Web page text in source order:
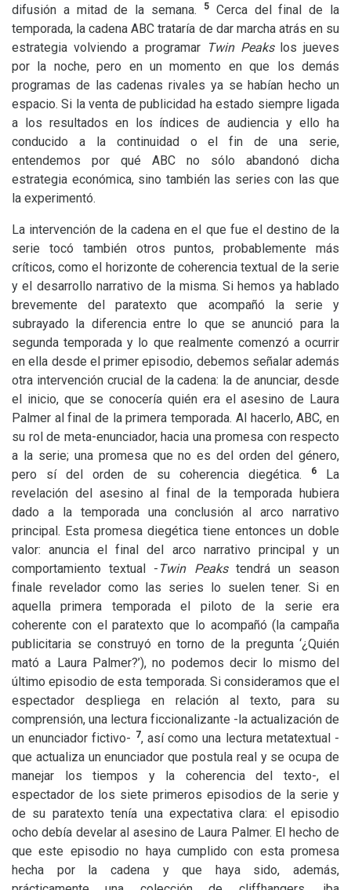
difusión a mitad de la semana.
5Cerca del final de la
temporada, la cadenaABC trataría de dar marcha atrás en su
estrategia volviendo a programar Twin Peakslos jueves
por la noche, pero en un momento en que los demás
programas de las cadenas rivales ya se habían hecho un
espacio. Si la venta de publicidad ha estado siempre ligada
a los resultados en los índices de audiencia y ello ha
conducido a la continuidad o el fin de una serie,
entendemos por qué ABC no sólo abandonó dicha
estrategia económica, sino también las series con las que
la experimentó.
La intervención de la cadena en el que fue el destino de la
serie tocó también otros puntos, probablemente más
críticos, como el horizonte de coherencia textual de la serie
y el desarrollo narrativo de la misma. Si hemos ya hablado
brevemente del paratexto que acompañó la serie y
subrayado la diferencia entre lo que se anunció para la
segunda temporada y lo que realmente comenzó a ocurrir
en ella desde el primer episodio, debemos señalar además
otra intervención crucial de la cadena: la de anunciar, desde
el inicio, que se conocería quién era el asesino de Laura
Palmer al final de la primera temporada. Al hacerlo,ABC, en
su rol de meta-enunciador, hacia una promesa con respecto
a la serie; una promesa que no es del orden del género,
pero sí del orden de su coherencia diegética.
6
La
revelación del asesino al final de la temporada hubiera
dado a la temporada una conclusión al arco narrativo
principal. Esta promesa diegética tiene entonces un doble
valor: anuncia el final del arco narrativo principal y un
comportamiento textual - Twin Peakstendrá un season
finale revelador como las series lo suelen tener. Si en
aquella primera temporada el piloto de la serie era
coherente con el paratexto que lo acompañó (la campaña
publicitaria se construyó en torno de la pregunta ‘¿Quién
mató a Laura Palmer?’), no podemos decir lo mismo del
último episodio de esta temporada. Si consideramos que el
espectador despliega en relación al texto, para su
comprensión, una lectura ficcionalizante -la actualización de
un enunciador fictivo- 7, así como una lectura metatextual -
que actualiza un enunciador que postula real y se ocupa de
manejar los tiempos y la coherencia del texto-, el
espectador de los siete primeros episodios de la serie y
de su paratexto tenía una expectativa clara: el episodio
ocho debía develar al asesino de Laura Palmer. El hecho de
que este episodio no haya cumplido con esta promesa
hecha por la cadena y que haya sido, además,